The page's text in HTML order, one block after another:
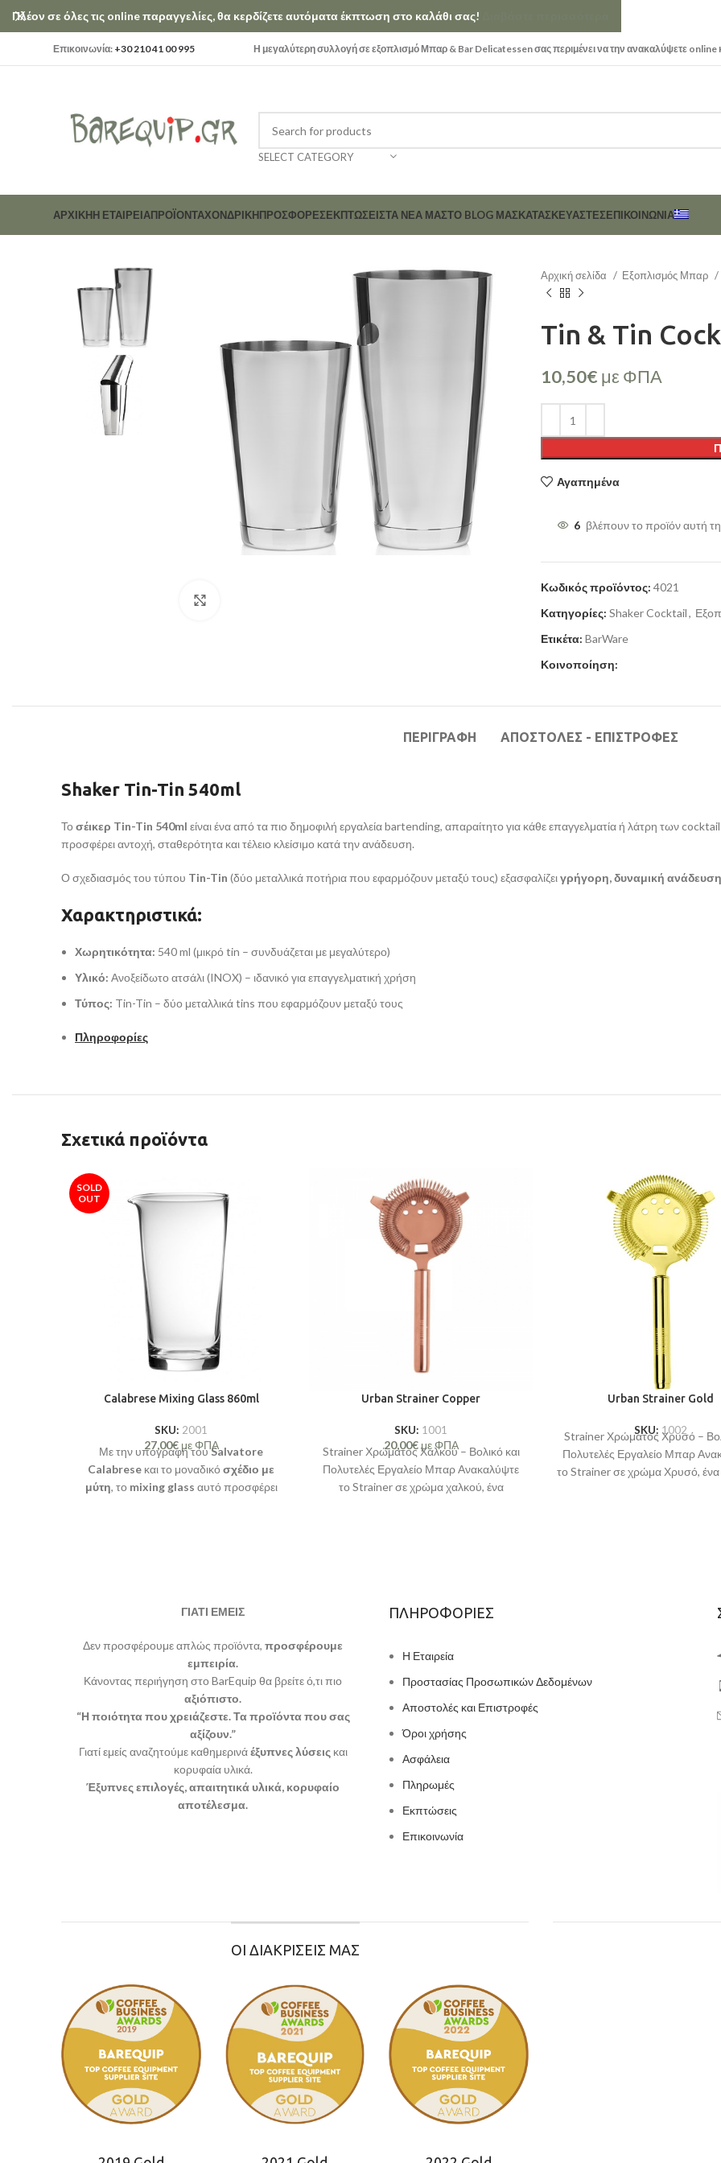
Επικοινωνία: +30 210 41 00 995 Η μεγαλύτερη συλλογή σε εξοπλισμό Μπαρ & Bar Delicatessen σας περιμένει να την ανακαλύψετε online
SELECT CATEGORY
ΑΡΧΙΚΗΗ ΕΤΑΙΡΕΊΑΠΡΟΪΟΝΤΑΧΟΝΔΡΙΚΗΠΡΟΣΦΟΡΕΣΕΚΠΤΏΣΕΙΣΤΑ ΝΕΑ ΜΑΣΤΟ BLOG ΜΑΣΚΑΤΑΣΚΕΥΑΣΤΈΣΕΠΙΚΟΙΝΩΝΊΑ
Αρχική σελίδα Εξοπλισμός Μπαρ
Tin & Tin
10,50€ με ΦΠΑ
Αγαπημένα
6 βλέπουν το προϊόν αυτή
Κωδικός προϊόντος: 4021
Κατηγορίες: Shaker Cocktail,
Ετικέτα: BarWare
Κοινοποίηση:
ΠΕΡΙΓΡΑΦΉ ΑΠΟΣΤΟΛΕΣ - ΕΠΙΣΤΡΟΦΕΣ
Shaker Tin-Tin 540ml
Το σέικερ Tin-Tin 540ml είναι ένα από τα πιο δημοφιλή εργαλεία bartending, απαραίτητο για κάθε επαγγελματία ή λάτρη των
προσφέρει αντοχή, σταθερότητα και τέλειο κλείσιμο κατά την ανάδευση.
Ο σχεδιασμός του τύπου Tin-Tin (δύο μεταλλικά ποτήρια που εφαρμόζουν μεταξύ τους) εξασφαλίζειγρήγορη, δυναμική ανάδευση
Χαρακτηριστικά:
Χωρητικότητα: 540 ml (μικρό tin – συνδυάζεται με μεγαλύτερο)
Υλικό: Ανοξείδωτο ατσάλι (INOX) – ιδανικό για επαγγελματική χρήση
Τύπος: Tin-Tin – δύο μεταλλικά tins που εφαρμόζουν μεταξύ τους
Πληροφορίες
Σχετικά προϊόντα
SOLD
OUT
Calabrese Mixing Glass 860ml
SKU: 2001
27,00€με ΦΠΑ
Με την υπογραφή τουSalvatore
Calabrese και το μοναδικό σχέδιο με
μύτη, το mixing glass αυτό προσφέρει
bartending.
Urban Strainer Copper
SKU: 1001
20,00€με ΦΠΑ
Strainer Χρώματος Χαλκού – Βολικό και
Πολυτελές Εργαλείο Μπαρ Ανακαλύψτε
το Strainer σε χρώμα χαλκού, ένα
Urban Strainer Gold
SKU: 1002
Strainer Χρώματος Χρυσό –
Πολυτελές Εργαλείο Μπαρ
το Strainer σε χρώμα Χρυσό, ένα
ΓΙΑΤΙ ΕΜΕΙΣ
Δεν προσφέρουμε απλώς προϊόντα,προσφέρουμε
εμπειρία.
Κάνοντας περιήγηση στο BarEquip θα βρείτε ό,τι πιο
αξιόπιστο.
“Η ποιότητα που χρειάζεστε. Τα προϊόντα που σας
αξίζουν.”
Γιατί εμείς αναζητούμε καθημερινάέξυπνες λύσειςκαι
κορυφαία υλικά.
Έξυπνες επιλογές, απαιτητικά υλικά, κορυφαίο
αποτέλεσμα.
ΠΛΗΡΟΦΟΡΙΕΣ
Η Εταιρεία
Προστασίας Προσωπικών Δεδομένων
Αποστολές και Επιστροφές
Όροι χρήσης
Ασφάλεια
Πληρωμές
Εκπτώσεις
Επικοινωνία
ΟΙ ΔΙΑΚΡΙΣΕΙΣ ΜΑΣ
Πλέον σε όλες τις online παραγγελίες, θα κερδίζετε αυτόματα έκπτωση στο καλάθι σας!